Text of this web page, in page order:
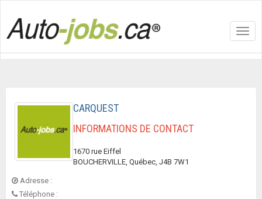
CARQUEST
INFORMATIONS DE CONTACT
Adresse :
1670 rue Eiffel
BOUCHERVILLE, Québec, J4B 7W1
Téléphone :